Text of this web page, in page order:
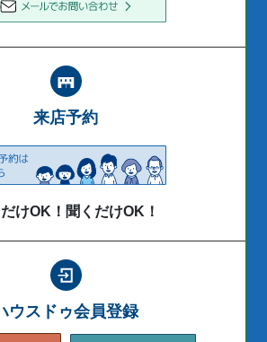
来店予約
けOK！聞くだけOK！
ウスドゥ会員登録